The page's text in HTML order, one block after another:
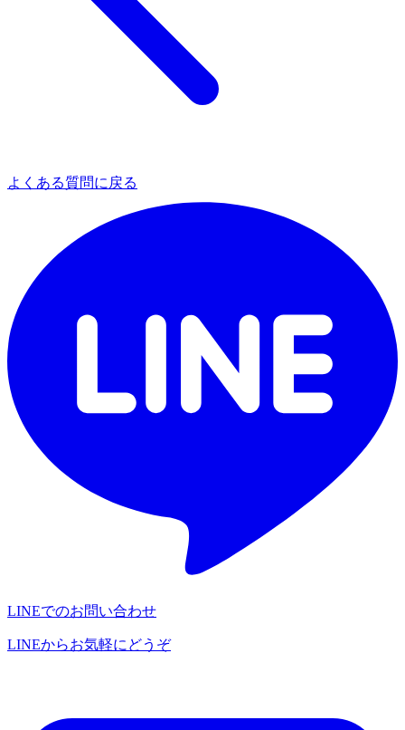
よくある質問に戻る
LINEでのお問い合わせ
LINEからお気軽にどうぞ